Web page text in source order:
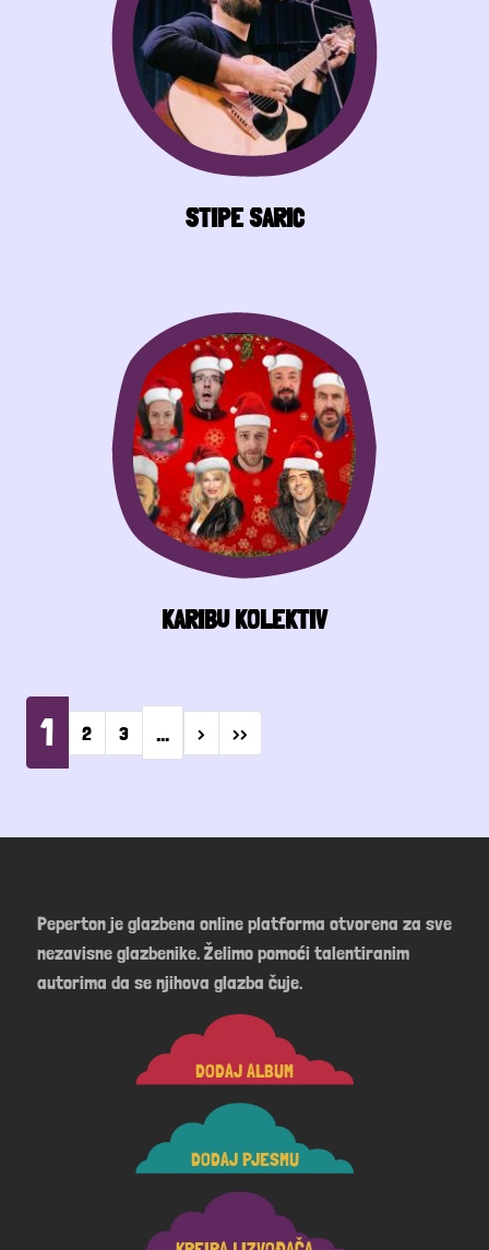
STIPE ŠARIĆ
KARIBU KOLEKTIV
Pagination
1 2 3 … › Next page
››
Peperton je glazbena online platforma otvorena za sve
nezavisne glazbenike. Želimo pomoći talentiranim
autorima da se njihova glazba čuje.
DODAJ ALBUM
DODAJ PJESMU